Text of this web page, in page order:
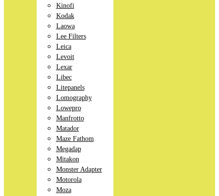
Kinofi
Kodak
Laowa
Lee Filters
Leica
Levoit
Lexar
Libec
Litepanels
Lomography
Lowepro
Manfrotto
Matador
Maze Fathom
Megadap
Mitakon
Monster Adapter
Motorola
Moza